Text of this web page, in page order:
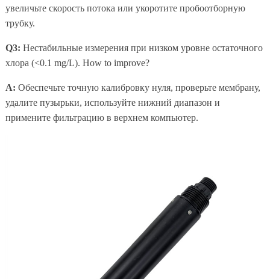
увеличьте скорость потока или укоротите пробоотборную
трубку.
Q3: Нестабильные измерения при низком уровне остаточного
хлора (<0.1 mg/L). How to improve?
A: Обеспечьте точную калибровку нуля, проверьте мембрану,
удалите пузырьки, используйте нижний диапазон и
примените фильтрацию в верхнем компьютер.